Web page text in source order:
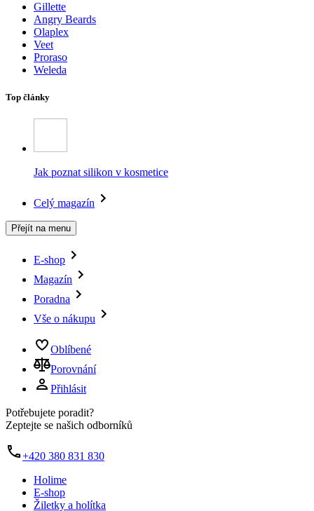
Gillette
Angry Beards
Olaplex
Veet
Proraso
Weleda
Top články
Jak poznat silikon v kosmetice
Celý magazín
Přejít na menu
E-shop
Magazín
Poradna
Vše o nákupu
Oblíbené
Porovnání
Přihlásit
Potřebujete poradit?
Zeptejte se našich odborníků
+420 380 831 830
Holime
E-shop
Žiletky a holítka